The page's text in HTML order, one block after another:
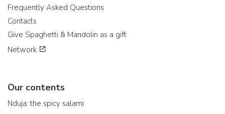
Frequently Asked Questions
Contacts
Give Spaghetti & Mandolin as a gift
Network
Our contents
Nduja: the spicy salami